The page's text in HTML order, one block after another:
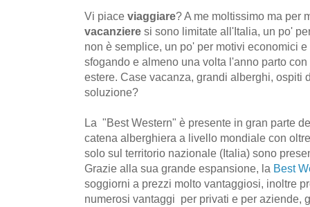
Vi piace viaggiare? A me moltissimo ma per
vacanziere si sono limitate all'Italia, un po'
non è semplice, un po' per motivi economici
sfogando e almeno una volta l'anno parto
estere. Case vacanza, grandi alberghi, ospiti
soluzione?
La "Best Western" è presente in gran parte
catena alberghiera a livello mondiale con
solo sul territorio nazionale (Italia) sono
Grazie alla sua grande espansione, la Best
soggiorni a prezzi molto vantaggiosi, inoltre
numerosi vantaggi per privati e per aziende,